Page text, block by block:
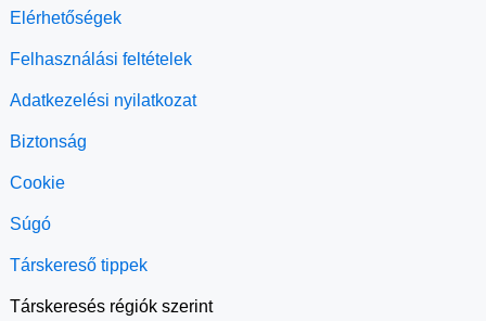
Elérhetőségek
Felhasználási feltételek
Adatkezelési nyilatkozat
Biztonság
Cookie
Súgó
Társkereső tippek
Társkeresés régiók szerint